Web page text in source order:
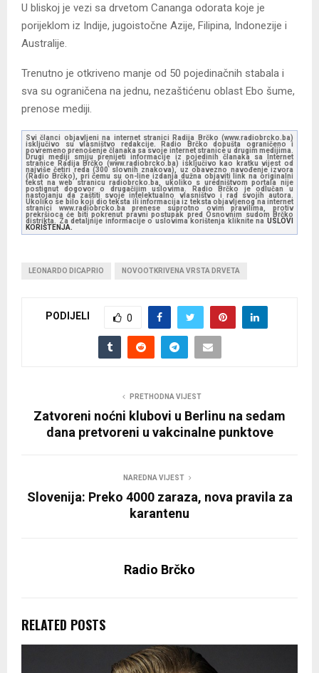
U bliskoj je vezi sa drvetom Cananga odorata koje je
porijeklom iz Indije, jugoistočne Azije, Filipina, Indonezije i
Australije.
Trenutno je otkriveno manje od 50 pojedinačnih stabala i
sva su ograničena na jednu, nezaštićenu oblast Ebo šume,
prenose mediji.
Svi članci objavljeni na internet stranici Radija Brčko (www.radiobrcko.ba)
isključivo su vlasništvo redakcije. Radio Brčko dopušta ograničeno i
povremeno prenošenje članaka sa svoje internet stranice u drugim medijima.
Drugi mediji smiju prenijeti informacije iz pojedinih članaka sa Internet
stranice Radija Brčko (www.radiobrcko.ba) isključivo kao kratku vijest od
najviše četiri reda (300 slovnih znakova), uz obavezno navođenje izvora
(Radio Brčko), pri čemu su on-line izdanja dužna objaviti link na originalni
tekst na web stranicu radiobrcko.ba, ukoliko s uredništvom portala nije
postignut dogovor o drugačijim uslovima. Radio Brčko je odlučan u
nastojanju da zaštiti svoje intelektualno vlasništvo i rad svojih autora.
Ukoliko se bilo koji dio teksta ili informacija iz teksta objavljenog na internet
stranici www.radiobrcko.ba prenese suprotno ovim pravilima, protiv
prekršioca će biti pokrenut pravni postupak pred Osnovnim sudom Brčko
distrikta. Za detaljnije informacije o uslovima korištenja kliknite na USLOVI
KORIŠTENJA.
LEONARDO DICAPRIO NOVOOTKRIVENA VRSTA DRVETA
PODIJELI 0
PRETHODNA VIJEST
Zatvoreni noćni klubovi u Berlinu na sedam
dana pretvoreni u vakcinalne punktove
NAREDNA VIJEST
Slovenija: Preko 4000 zaraza, nova pravila za
karantenu
Radio Brčko
RELATED POSTS